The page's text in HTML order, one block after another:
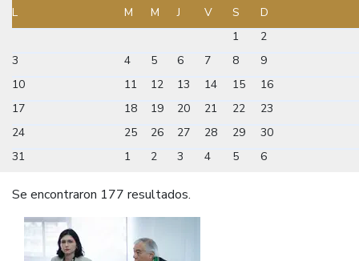
L M M J V S
D
1
2
3
4 5 6 7 8
9
10
11 12 13 14 15
16
17
18 19 20 21 22
23
24
25 26 27 28 29
30
31
1 2 3 4 5 6
Se encontraron 177 resultados.